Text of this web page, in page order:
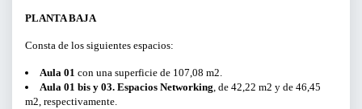
PLANTA BAJA
Consta de los siguientes espacios:
Aula 01 con una superficie de 107,08 m2.
Aula 01 bis y 03. Espacios Networking, de 42,22 m2 y de 46,45
m2, respectivamente.